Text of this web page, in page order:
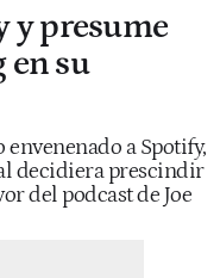
y presume
en su
a Spotify,
decidiera prescindir
del podcast de Joe